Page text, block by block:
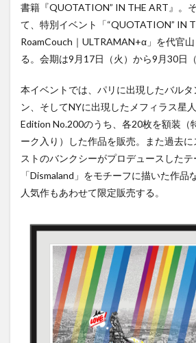
書籍『QUOTATION” IN THE ART』。
て、特別イベント「“QUOTATION” IN
RoamCouch｜ULTRAMAN+α」を代官
る。会期は9月17日（火）から9月30日（
本イベントでは、パリに出現したバル
ン、そしてNYに出現したメフィラス星
Edition No.200のうち、各20枚を額装（
ーク入り）した作品を販売。また過去に
ストのバンクシーがプロデュースしたテ
「Dismaland」をモチーフに描いた作品
人気作もあわせて限定販売する。